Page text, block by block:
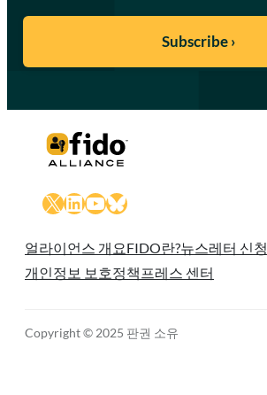
X LinkedIn
YouTube
Bluesky
얼라이언스 개요FIDO란?뉴스레터 신청
개인정보 보호정책 프레스 센터
Copyright © 2025 판권 소유